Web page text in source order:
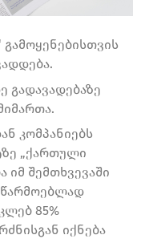
გადავადებაზე
კომპანიებს
„ქართული
იმ შემთხვევაში
85%
იქნება